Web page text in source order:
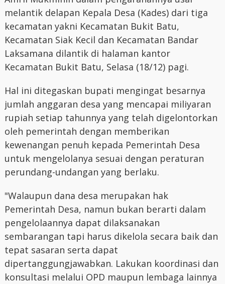
melantik delapan Kepala Desa (Kades) dari tiga
kecamatan yakni Kecamatan Bukit Batu,
Kecamatan Siak Kecil dan Kecamatan Bandar
Laksamana dilantik di halaman kantor
Kecamatan Bukit Batu, Selasa (18/12) pagi.
Hal ini ditegaskan bupati mengingat besarnya
jumlah anggaran desa yang mencapai miliyaran
rupiah setiap tahunnya yang telah digelontorkan
oleh pemerintah dengan memberikan
kewenangan penuh kepada Pemerintah Desa
untuk mengelolanya sesuai dengan peraturan
perundang-undangan yang berlaku.
"Walaupun dana desa merupakan hak
Pemerintah Desa, namun bukan berarti dalam
pengelolaannya dapat dilaksanakan
sembarangan tapi harus dikelola secara baik dan
tepat sasaran serta dapat
dipertanggungjawabkan. Lakukan koordinasi dan
konsultasi melalui OPD maupun lembaga lainnya